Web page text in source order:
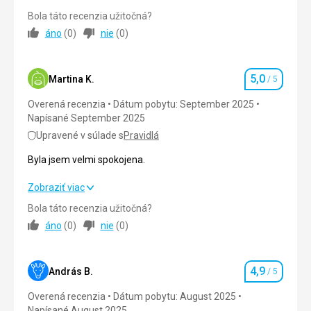
Táto recenzia bola preložená automaticky pomocou
Strava
Okolie 5,0/ 5
Služby 5,0
Cena
Krásná a příjemná
Strava
Vynikající
Příjemné a krásné
Služby
Skvělé
Bola táto recenzia užitočná?
áno (0) nie (0)
Martina K. Hodnotenie
5,0 / 5
Overená recenzia
Dátum pobytu: September 2025
Napísané September 2025
Upravené v súlade sPravidlá
Byla jsem velmi spokojena.
Byla jsem velmi spokojena.
Strava
Okolie 5,0/ 5
Služby
Zobraziť viac
Bola táto recenzia užitočná?
áno (0) nie (0)
András B. Hodnotenie
4,9 / 5
Overená recenzia
Dátum pobytu: August 2025